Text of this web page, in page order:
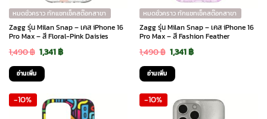
หมดชั่วคราว ทักแชทเช็คสต๊อกสาขา
Zagg รุ่น Milan Snap – เคส iPhone 16
Pro Max – สี Floral-Pink Daisies
1,490฿ Original
price
was:
1,490 ฿.
1,341฿Current
1,341 ฿.
อ่านเพิ่ม
หมดชั่วคราว ทักแชทเช็คสต๊อกสาขา
Zagg รุ่น Milan Snap – เคส iPhone 16
Pro Max – สี Fashion Feather
1,490฿ Original
price
was:
1,490 ฿.
1,341฿Current
1,341 ฿.
อ่านเพิ่ม
-10% -10%